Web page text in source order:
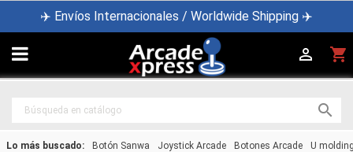
✈️ Envíos Internacionales / Worldwide Shipping ✈️
 shopping_cart


Lo más buscado: Botón Sanwa Joystick Arcade Botones Arcade U